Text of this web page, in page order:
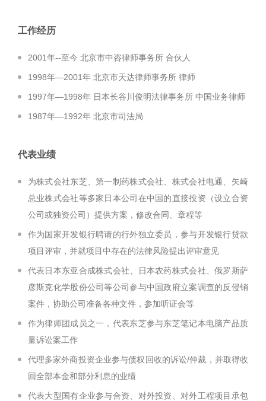
工作经历
2001年--至今 北京市中咨律师事务所 合伙人
1998年—2001年 北京市天达律师事务所 律师
1997年—1998年 日本长谷川俊明法律事务所 中国业务律师
1987年—1992年 北京市司法局
代表业绩
为株式会社东芝、第一制药株式会社、株式会社电通、矢崎
总业株式会社等多家日本公司在中国的直接投资（设立合资
公司或独资公司）提供方案，修改合同、章程等
作为国家开发银行聘请的行外独立委员，参与开发银行贷款
项目评审，并就项目中存在的法律风险提出评审意见
代表日本东亚合成株式会社、日本农药株式会社、俄罗斯萨
彦斯克化学股份公司等公司参与中国政府立案调查的反侵销
案件，协助公司准备各种文件，参加听证会等
作为律师团成员之一，代表东芝参与东芝笔记本电脑产品质
量诉讼案工作
代理多家外商投资企业参与债权回收的诉讼/仲裁，并取得收
回全部本金和部分利息的业绩
代表大型国有企业参与合资、对外投资、对外工程项目承包